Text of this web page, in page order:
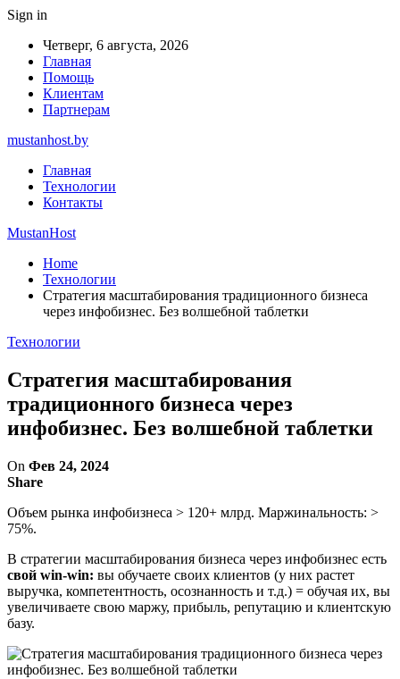
Sign in
Четверг, 6 августа, 2026
Главная
Помощь
Клиентам
Партнерам
mustanhost.by
Главная
Технологии
Контакты
MustanHost
Home
Технологии
Стратегия масштабирования традиционного бизнеса
через инфобизнес. Без волшебной таблетки
Технологии
Стратегия масштабирования
традиционного бизнеса через
инфобизнес. Без волшебной таблетки
On Фев 24, 2024
Share
Объем рынка инфобизнеса > 120+ млрд. Маржинальность: >
75%.
В стратегии масштабирования бизнеса через инфобизнес есть
свой win-win: вы обучаете своих клиентов (у них растет
выручка, компетентность, осознанность и т.д.) = обучая их, вы
увеличиваете свою маржу, прибыль, репутацию и клиентскую
базу.